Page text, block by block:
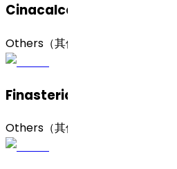
Cinacalcet Hydrochloride
Others（其他）
Finasteride (Form 1)（非那
Others（其他）